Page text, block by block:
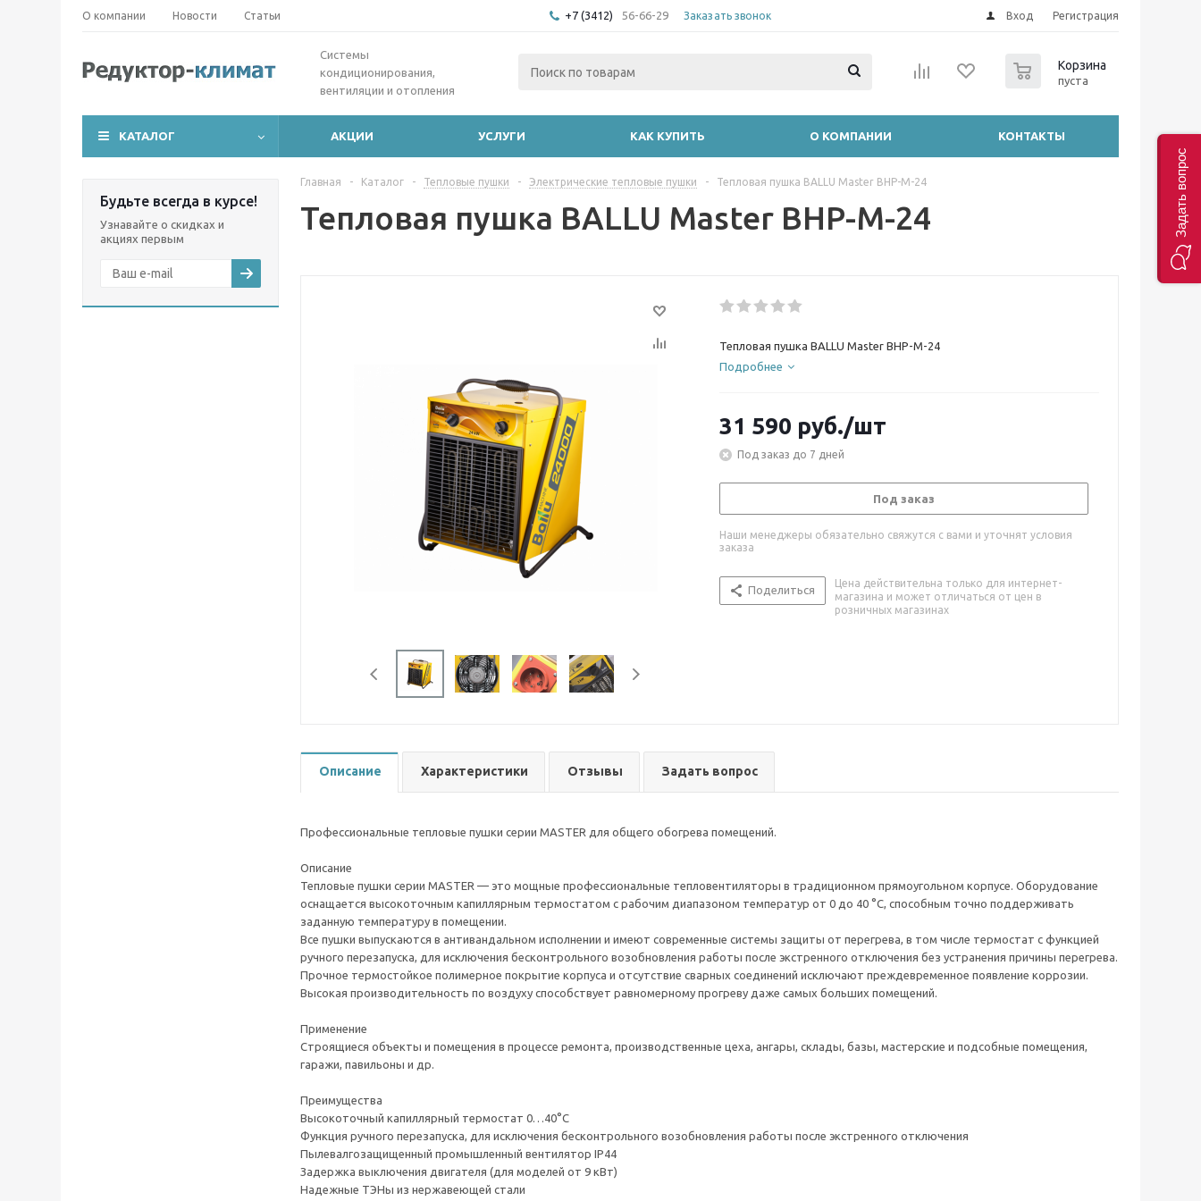
О компании Новости Статьи +7 (3412) 56-66-29 Заказать звонок Вход Регистрация
Cистемы
кондиционирования,
вентиляции и отопления
Корзина
пуста
КАТАЛОГ АКЦИИ УСЛУГИ КАК КУПИТЬ О КОМПАНИИ КОНТАКТЫ
Будьте всегда в курсе!
Узнавайте о скидках и
акциях первым
Главная - Каталог - Тепловые пушки - Электрические тепловые пушки - Тепловая пушка BALLU Master BHP-M-24
Тепловая пушка BALLU Master BHP-M-24
Тепловая пушка BALLU Master BHP-M-24
Подробнее
31 590 руб./шт
Под заказ до 7 дней
Под заказ
Наши менеджеры обязательно свяжутся с вами и уточнят условия
заказа
Поделиться
Цена действительна только для интернет-
магазина и может отличаться от цен в
розничных магазинах
Описание Характеристики Отзывы Задать вопрос
Профессиональные тепловые пушки серии MASTER для общего обогрева помещений.
Описание
Тепловые пушки серии MASTER — это мощные профессиональные тепловентиляторы в традиционном прямоугольном корпусе. Оборудование
оснащается высокоточным капиллярным термостатом с рабочим диапазоном температур от 0 до 40 °C, способным точно поддерживать
заданную температуру в помещении.
Все пушки выпускаются в антивандальном исполнении и имеют современные системы защиты от перегрева, в том числе термостат с функцией
ручного перезапуска, для исключения бесконтрольного возобновления работы после экстренного отключения без устранения причины перегрева.
Прочное термостойкое полимерное покрытие корпуса и отсутствие сварных соединений исключают преждевременное появление коррозии.
Высокая производительность по воздуху способствует равномерному прогреву даже самых больших помещений.
Применение
Строящиеся объекты и помещения в процессе ремонта, производственные цеха, ангары, склады, базы, мастерские и подсобные помещения,
гаражи, павильоны и др.
Преимущества
Высокоточный капиллярный термостат 0…40°С
Функция ручного перезапуска, для исключения бесконтрольного возобновления работы после экстренного отключения
Пылевалгозащищенный промышленный вентилятор IP44
Задержка выключения двигателя (для моделей от 9 кВт)
Надежные ТЭНы из нержавеющей стали
Задать вопрос